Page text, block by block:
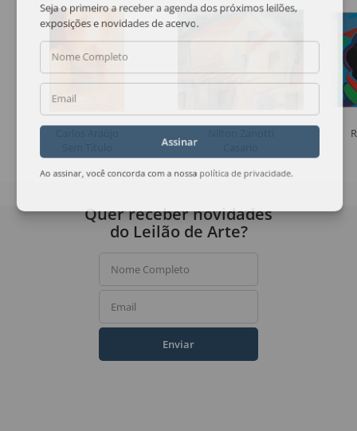
Seja o primeiro a receber a agenda dos próximos leilões,
exposições e novidades de acervo.
Nome Completo
Email
Assinar
Ao assinar, você concorda com a nossa política de privacidade
Quer receber novidades
do Leilão de Arte?
Nome Completo
Email
Enviar